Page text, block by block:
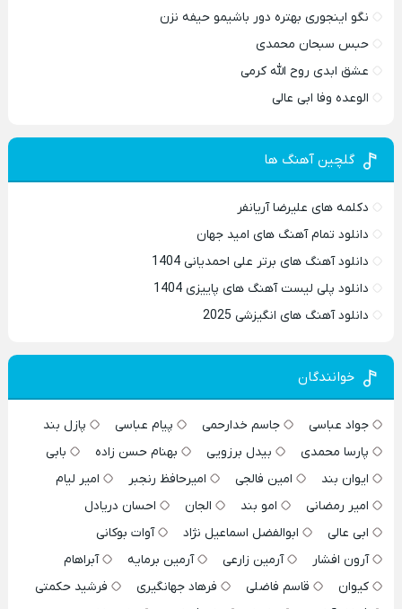
نگو اینجوری بهتره دور باشیمو حیفه نزن
حبس سبحان محمدی
عشق ابدی روح الله کرمی
الوعده وفا ابی عالی
گلچین آهنگ ها
دکلمه های علیرضا آریانفر
دانلود تمام آهنگ های امید جهان
دانلود آهنگ های برتر علی احمدیانی 1404
دانلود پلی لیست آهنگ های پاییزی 1404
دانلود آهنگ های انگیزشی 2025
خوانندگان
جواد عباسی جاسم خدارحمی پیام عباسی
پازل بند
پارسا محمدی
بیدل برزویی بهنام حسن زاده
بابی
ایوان بند
امین فالجی امیرحافظ رنجبر
امیر لیام
امیر رمضانی
امو بند الجان
احسان دریادل
ابی عالی
ابوالفضل اسماعیل نژاد
آوات بوکانی
آرون افشار
آرمین زارعی آرمین برمایه
آبراهام
کیوان
قاسم فاضلی فرهاد جهانگیری
فرشید حکمتی